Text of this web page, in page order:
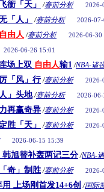
衝「天」 /赛前分析 2026-
「人」 /赛前分析 2026-
由人 /赛前分析 2026-06-30
2026-06-26 15:01
场上双 自由人输1 /NBA-诸
「风」行 /赛前分析 2026-
」头地 /赛前分析 2026-
再赢奇异 /赛前分析 2026-
胜「天」 /赛前分析 2026-
2026-06-15 15:39
韩旭替补轰两记三分 /NBA-
奇」制胜 /赛前分析 2026-
上场刚首发14+6创 /国际